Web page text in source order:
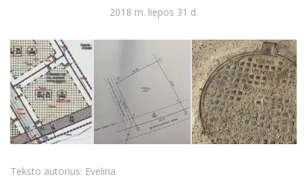
2018 m. liepos 31 d.
Teksto autorius: Evelina